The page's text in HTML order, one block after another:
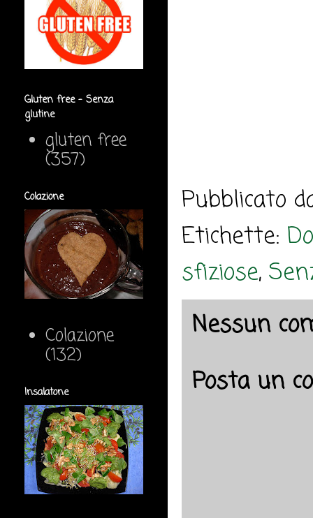
Pubblicato
Etichette:
sfiziose,
Nessun
Posta un
Gluten free - Senza
glutine
gluten free
(357)
Colazione
Colazione
(132)
Insalatone